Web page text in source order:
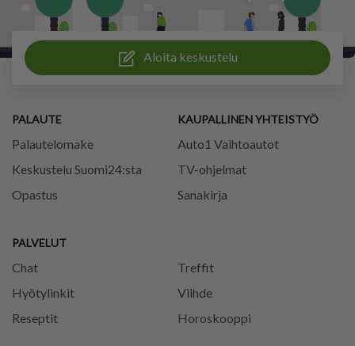
Aloita keskustelu
PALAUTE
Palautelomake
Keskustelu Suomi24:sta
Opastus
PALVELUT
Chat
Treffit
Hyötylinkit
Viihde
Reseptit
Horoskooppi
KAUPALLINEN YHTEISTYÖ
Auto1 Vaihtoautot
TV-ohjelmat
Sanakirja